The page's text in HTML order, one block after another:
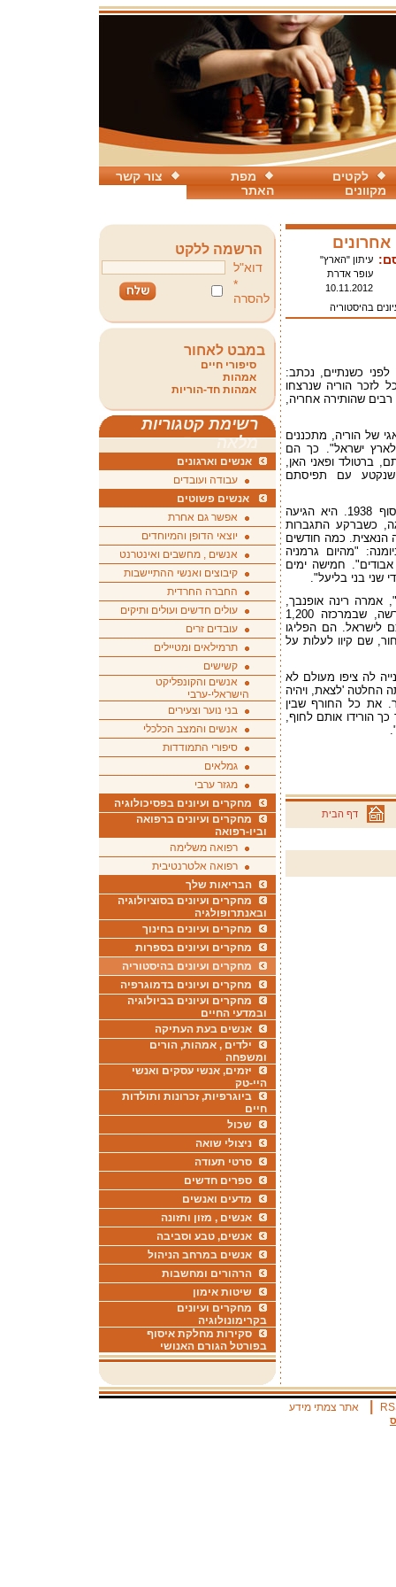
צור קשר
מפת
האתר
לקטים
מקוונים
עיתון "הארץ"
עופר אדרת
10.11.2012
בהיסטוריה
כשנתיים, נכתב:
הוריה שנרצחו
רבים שהותירה אחריה,
של הוריה, מתכננים
ישראל". כך הם
ברטולד ופאני האן,
עם תפיסתם
קיטי, נערה יהודייה מווינה, עלתה לישראל בסוף 1938. היא הגיעה
כשברקע התגברות
הנאצית. כמה חודשים
היא כתבה ביומנה: "מהיום גרמניה
אבודים". חמישה ימים
שני בני בליעל".
אמרה רינה אופנבך,
מנהלת מאגר המידע לתולדות ההעפלה. פרשה, שבמרכזה 1,200
בדרכם לישראל. הם הפליגו
שם קיוו לעלות על
לה ציפו מעולם לא
החלטה 'לצאת, ויהיה
את כל החורף שבין
כך הורידו אותם לחוף,
דף הבית
הרשמה ללקט
דוא"ל
*
להסרה
במבט לאחור
סיפורי חיים
אמהות
אמהות חד-הוריות
רשימת קטגוריות
מלאה
אנשים וארגונים
עבודה ועובדים
אנשים פשוטים
אפשר גם אחרת
יוצאי הדופן והמיוחדים
אנשים , מחשבים ואינטרנט
קיבוצים ואנשי ההתיישבות
החברה החרדית
עולים חדשים ועולים ותיקים
עובדים זרים
תרמילאים ומטיילים
קשישים
אנשים והקונפליקט
הישראלי-ערבי
בני נוער וצעירים
אנשים והמצב הכלכלי
סיפורי התמודדות
גמלאים
מגזר ערבי
מחקרים ועיונים בפסיכולוגיה
מחקרים ועיונים ברפואה
וביו-רפואה
רפואה משלימה
רפואה אלטרנטיבית
הבריאות שלך
מחקרים ועיונים בסוציולוגיה
ובאנתרופולגיה
מחקרים ועיונים בחינוך
מחקרים ועיונים בספרות
מחקרים ועיונים בהיסטוריה
מחקרים ועיונים בדמוגרפיה
מחקרים ועיונים בביולוגיה
ובמדעי החיים
אנשים בעת העתיקה
ילדים , אמהות, הורים
ומשפחה
יזמים, אנשי עסקים ואנשי
היי-טק
ביוגרפיות, זכרונות ותולדות
חיים
שכול
ניצולי שואה
סרטי תעודה
ספרים חדשים
מדעים ואנשים
אנשים , מזון ותזונה
אנשים, טבע וסביבה
אנשים במרחב הניהול
הרהורים ומחשבות
שיטות אימון
מחקרים ועיונים
בקרימונולוגיה
סקירות מחלקת איסוף
בפורטל הגורם האנושי
אתר צמתי מידע